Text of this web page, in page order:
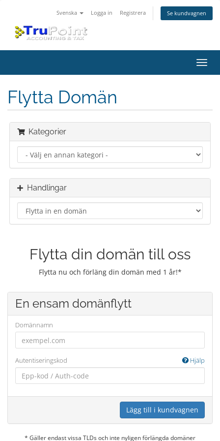
Svenska Logga in Registrera Se kundvagnen
Växla
Flytta Domän
Kategorier
Handlingar
Flytta din domän till oss
Flytta nu och förläng din domän med 1 år!*
En ensam domänflytt
Domännamn
Autentiseringskod Hjälp
Lägg till i kundvagnen
* Gäller endast vissa TLDs och inte nyligen förlängda domäner